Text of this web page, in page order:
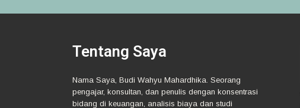
Tentang Saya
Nama Saya, Budi Wahyu Mahardhika. Seorang
pengajar, konsultan, dan penulis dengan konsentrasi
bidang di keuangan, analisis biaya dan studi